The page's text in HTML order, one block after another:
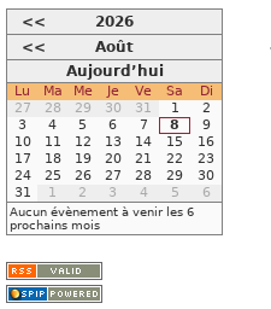
<<
2026
<<
Août
Aujourd’hui
Lu Ma Me Je Ve Sa
Di
27
28 29 30 31 1
2
3
4 5 6 7 8
9
10
11 12 13 14 15
16
17
18 19 20 21 22
23
24
25 26 27 28 29
30
31
1 2 3 4 5 6
Aucun évènement à venir les 6
prochains mois